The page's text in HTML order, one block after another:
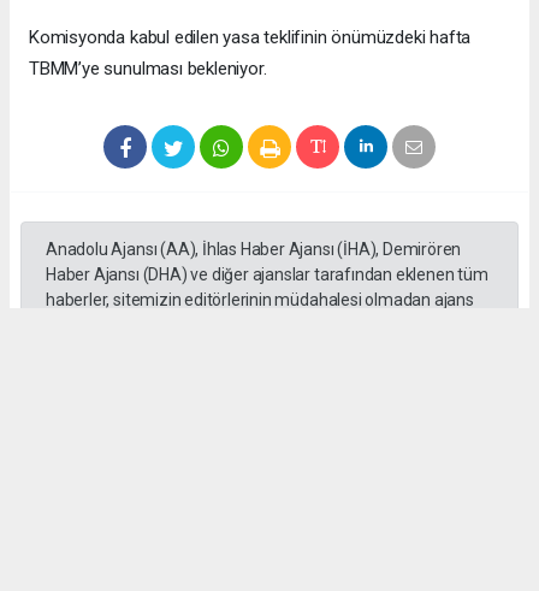
Komisyonda kabul edilen yasa teklifinin önümüzdeki hafta
TBMM’ye sunulması bekleniyor.
Anadolu Ajansı (AA), İhlas Haber Ajansı (İHA), Demirören
Haber Ajansı (DHA) ve diğer ajanslar tarafından eklenen tüm
haberler, sitemizin editörlerinin müdahalesi olmadan ajans